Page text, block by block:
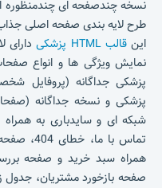
نسخه چندصفحه ای چندمنظوره
طرح لایه بندی صفحه اصلی
اینقالب HTML پزشکی
دارای
نمایش ویژگی ها و انواع
پزشکی جداگانه (پروفایل
پزشکی و نسخه جداگانه
شبکه ای و سایدباری به همراه
تماس با
همراه سبد خرید و صفحه
صفحه بازخورد مشتریان، جدول